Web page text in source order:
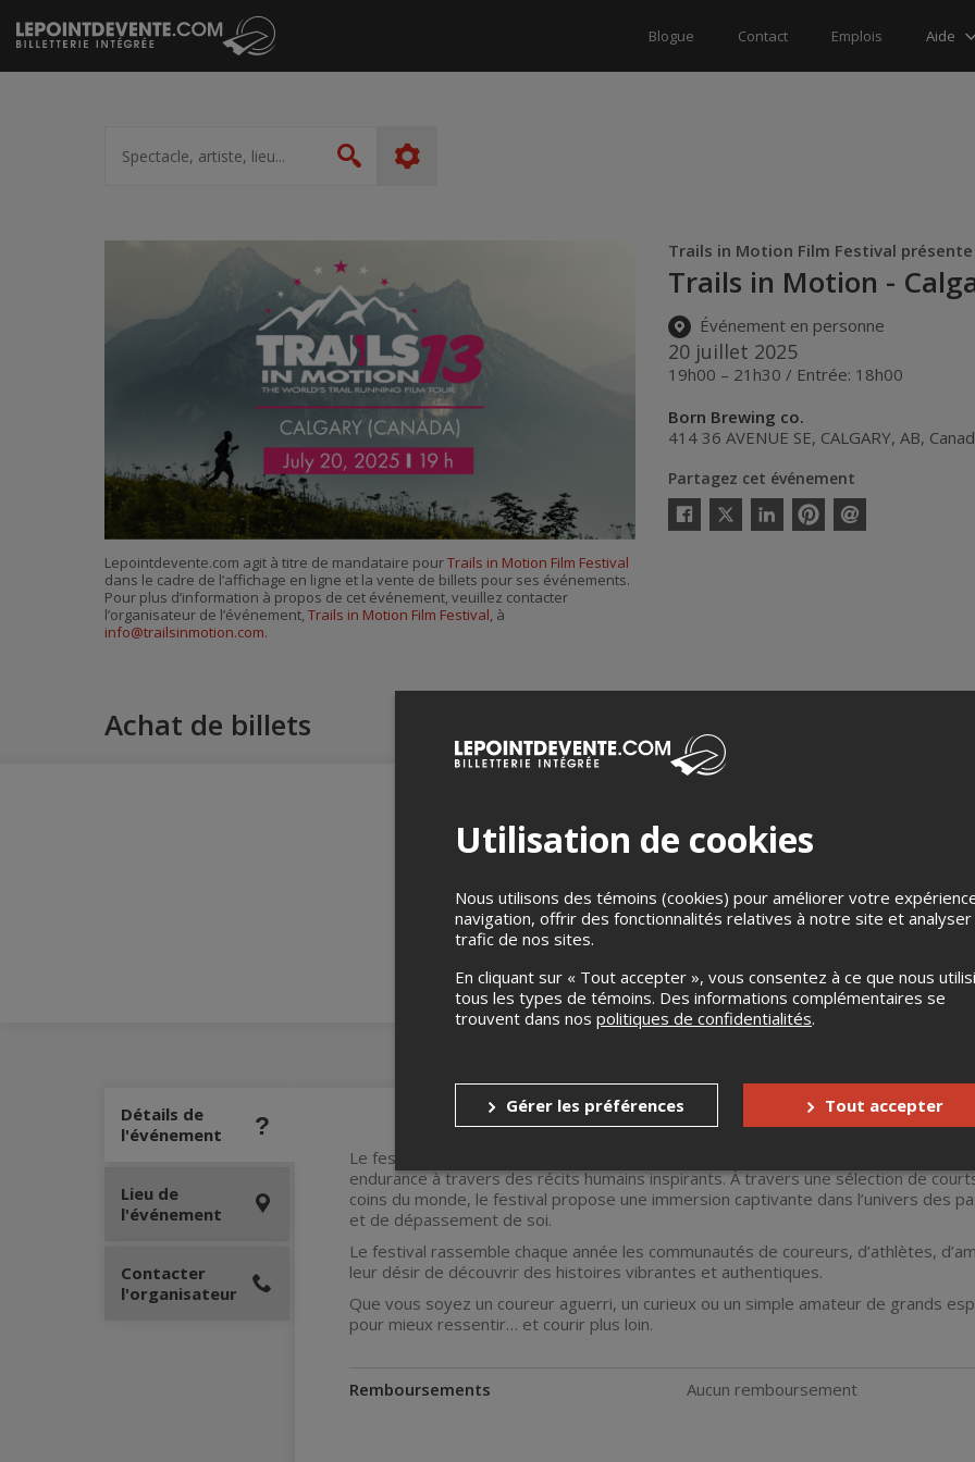
Passer
au
contenu
Blogue Contact Emplois Aide
artiste,
lieu...
Rechercher
Trails in Motion Film Festival présente
Trails in Motion -
Événement en personne
20 juillet 2025
19h00 – 21h30 / Entrée: 18h00
Born Brewing co.
414 36 AVENUE SE, CALGARY,AB,
Partagez cet événement
Facebook
Twitter
LinkedinPinterestEnvoyer
Lepointdevente.com agit à titre de mandataire pourTrails in Motion Film Festival
dans le cadre de l’affichage en ligne et la vente de billets pour ses événements.
Pour plus d’information à propos de cet événement, veuillez contacter
l’organisateur de l’événement, Trails in Motion Film Festival, à
info@trailsinmotion.com.
Achat de billets
Détails de
l'événement
Le festival de films Trails in Motion est un événement cinématographique itinérant
endurance à travers des récits humains inspirants. À travers une sélection de
coins du monde, le festival propose une immersion captivante dans l’univers des
et de dépassement de soi.
Le festival rassemble chaque année les communautés de coureurs, d’athlètes,
leur désir de découvrir des histoires vibrantes et authentiques.
Que vous soyez un coureur aguerri, un curieux ou un simple amateur de grands
pour mieux ressentir… et courir plus loin.
Remboursements Aucun remboursement
Lieu de
l'événement
Contacter
l'organisateur
Utilisation de cookies
Nous utilisons des témoins (cookies) pour améliorer votre
navigation, offrir des fonctionnalités relatives à notre site et analyser
trafic de nos sites.
En cliquant sur « Tout accepter », vous consentez à ce que nous
tous les types de témoins. Des informations complémentaires se
trouvent dans nos politiques de confidentialités.
Gérer les préférences Tout accepter